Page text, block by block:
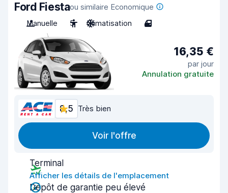
Ford Fiestaou similaire Economique
Manuelle
5 Climatisation 4
16,35 €
par jour
Annulation gratuite
8,5 Très bien
Voir l'offre
Terminal
Afficher les détails de l'emplacement
Dépôt de garantie peu élevé